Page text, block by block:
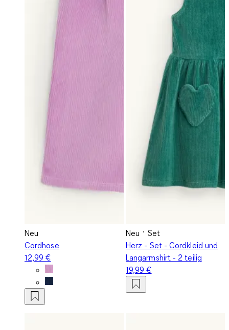
Neu
Cordhose
12,99 €
Neu
Set
Herz - Set - Cordkleid und
Langarmshirt - 2 teilig
19,99 €